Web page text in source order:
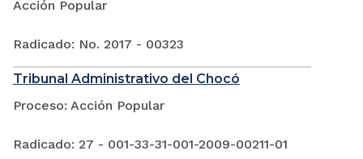
Acción Popular
Radicado: No. 2017 - 00323
Tribunal Administrativo del Chocó
Proceso: Acción Popular
Radicado: 27 - 001-33-31-001-2009-00211-01